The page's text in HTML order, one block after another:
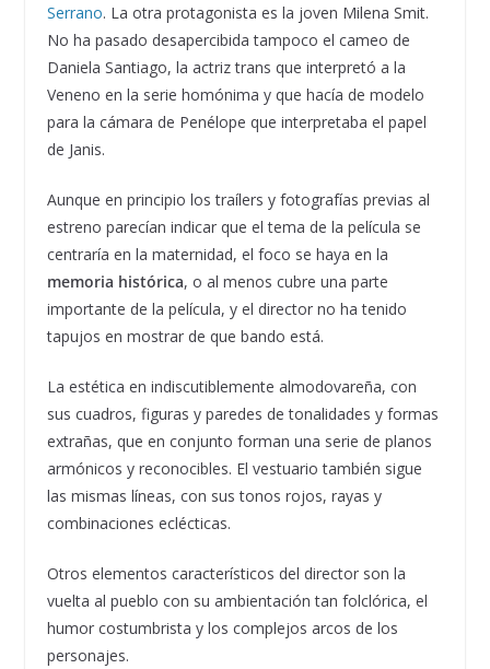
Serrano. La otra protagonista es la joven Milena Smit.
No ha pasado desapercibida tampoco el cameo de
Daniela Santiago, la actriz trans que interpretó a la
Veneno en la serie homónima y que hacía de modelo
para la cámara de Penélope que interpretaba el papel
de Janis.
Aunque en principio los traílers y fotografías previas al
estreno parecían indicar que el tema de la película se
centraría en la maternidad, el foco se haya en la
memoria histórica, o al menos cubre una parte
importante de la película, y el director no ha tenido
tapujos en mostrar de que bando está.
La estética en indiscutiblemente almodovareña, con
sus cuadros, figuras y paredes de tonalidades y formas
extrañas, que en conjunto forman una serie de planos
armónicos y reconocibles. El vestuario también sigue
las mismas líneas, con sus tonos rojos, rayas y
combinaciones eclécticas.
Otros elementos característicos del director son la
vuelta al pueblo con su ambientación tan folclórica, el
humor costumbrista y los complejos arcos de los
personajes.